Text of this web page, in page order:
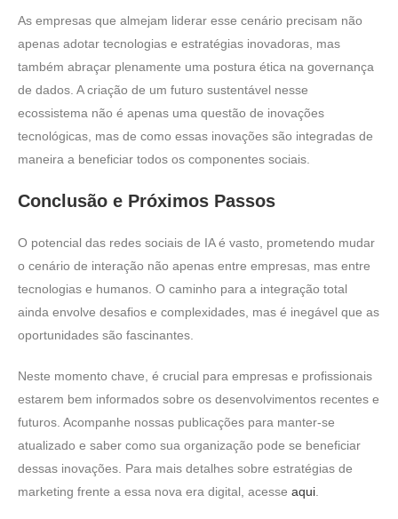
As empresas que almejam liderar esse cenário precisam não
apenas adotar tecnologias e estratégias inovadoras, mas
também abraçar plenamente uma postura ética na governança
de dados. A criação de um futuro sustentável nesse
ecossistema não é apenas uma questão de inovações
tecnológicas, mas de como essas inovações são integradas de
maneira a beneficiar todos os componentes sociais.
Conclusão e Próximos Passos
O potencial das redes sociais de IA é vasto, prometendo mudar
o cenário de interação não apenas entre empresas, mas entre
tecnologias e humanos. O caminho para a integração total
ainda envolve desafios e complexidades, mas é inegável que as
oportunidades são fascinantes.
Neste momento chave, é crucial para empresas e profissionais
estarem bem informados sobre os desenvolvimentos recentes e
futuros. Acompanhe nossas publicações para manter-se
atualizado e saber como sua organização pode se beneficiar
dessas inovações. Para mais detalhes sobre estratégias de
marketing frente a essa nova era digital, acesse aqui